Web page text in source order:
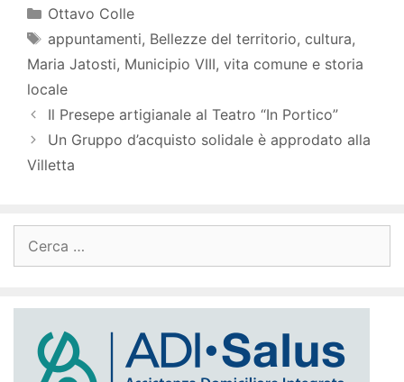
Categorie
Ottavo Colle
Tag
appuntamenti, Bellezze del territorio, cultura,
Maria Jatosti, Municipio VIII, vita comune e storia
locale
Il Presepe artigianale al Teatro “In Portico”
Un Gruppo d’acquisto solidale è approdato alla
Villetta
per: